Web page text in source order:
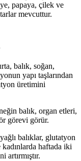
papaya, çilek ve
mevcuttur.
balık, soğan,
yapı taşlarından
üretimini
balık, organ etleri,
görevi görür.
balıklar, glutatyon
haftada iki